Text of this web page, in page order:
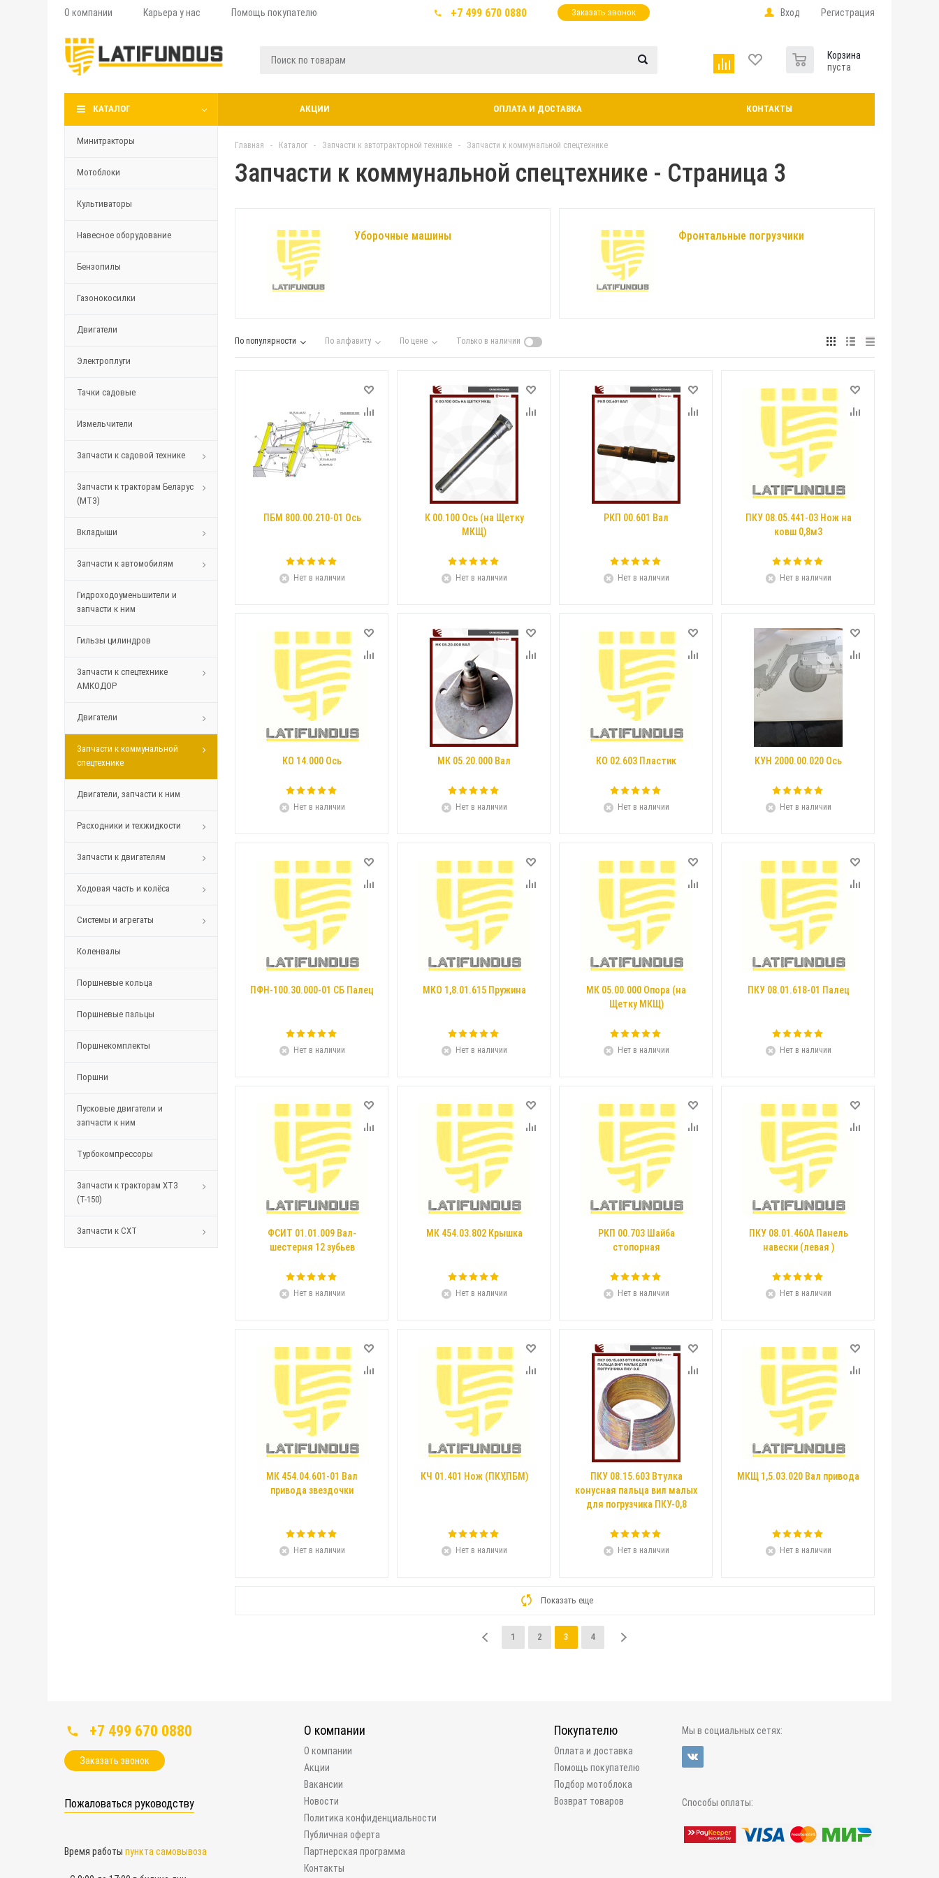
О компании Карьера у нас Помощь покупателю +7 499 670 0880 Заказать звонок Вход Регистрация
Корзина
пуста
КАТАЛОГ АКЦИИ ОПЛАТА И ДОСТАВКА КОНТАКТЫ
Минитракторы
Мотоблоки
Культиваторы
Навесное оборудование
Бензопилы
Газонокосилки
Двигатели
Электроплуги
Тачки садовые
Измельчители
Запчасти к садовой технике
Запчасти к тракторам Беларус
(МТЗ)
Вкладыши
Запчасти к автомобилям
Гидроходоуменьшители и
запчасти к ним
Гильзы цилиндров
Запчасти к спецтехнике
АМКОДОР
Двигатели
Запчасти к коммунальной
спецтехнике
Двигатели, запчасти к ним
Расходники и техжидкости
Запчасти к двигателям
Ходовая часть и колёса
Системы и агрегаты
Коленвалы
Поршневые кольца
Поршневые пальцы
Поршнекомплекты
Поршни
Пусковые двигатели и
запчасти к ним
Турбокомпрессоры
Запчасти к тракторам ХТЗ
(Т-150)
Запчасти к СХТ
Главная - Каталог - Запчасти к автотракторной технике - Запчасти к коммунальной спецтехнике
Запчасти к коммунальной спецтехнике - Страница 3
Уборочные машины Фронтальные погрузчики
По популярности По алфавиту По цене Только в наличии
ПБМ 800.00.210-01 Ось
Нет в наличии
К 00.100 Ось (на Щетку
МКЩ)
Нет в наличии
РКП 00.601 Вал
Нет в наличии
ПКУ 08.05.441-03 Нож на
ковш 0,8м3
Нет в наличии
КО 14.000 Ось
Нет в наличии
МК 05.20.000 Вал
Нет в наличии
КО 02.603 Пластик
Нет в наличии
КУН 2000.00.020 Ось
Нет в наличии
ПФН-100.30.000-01 СБ Палец
Нет в наличии
МКО 1,8.01.615 Пружина
Нет в наличии
МК 05.00.000 Опора (на
Щетку МКЩ)
Нет в наличии
ПКУ 08.01.618-01 Палец
Нет в наличии
ФСИТ 01.01.009 Вал-
шестерня 12 зубьев
Нет в наличии
МК 454.03.802 Крышка
Нет в наличии
РКП 00.703 Шайба
стопорная
Нет в наличии
ПКУ 08.01.460А Панель
навески (левая )
Нет в наличии
МК 454.04.601-01 Вал
привода звездочки
Нет в наличии
КЧ 01.401 Нож (ПКУ,ПБМ)
Нет в наличии
ПКУ 08.15.603 Втулка
конусная пальца вил малых
для погрузчика ПКУ-0,8
Нет в наличии
МКЩ 1,5.03.020 Вал привода
Нет в наличии
Показать еще
1 2 3 4
+7 499 670 0880
Заказать звонок
Пожаловаться руководству
Время работы пункта самовывоза
О компании
О компании
Акции
Вакансии
Новости
Политика конфиденциальности
Публичная оферта
Партнерская программа
Контакты
Покупателю
Оплата и доставка
Помощь покупателю
Подбор мотоблока
Возврат товаров
Мы в социальных сетях:
Способы оплаты: